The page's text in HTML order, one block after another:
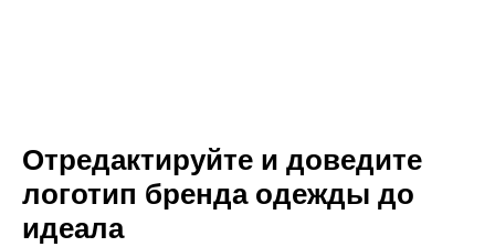
Отредактируйте и доведите
логотип бренда одежды до
идеала